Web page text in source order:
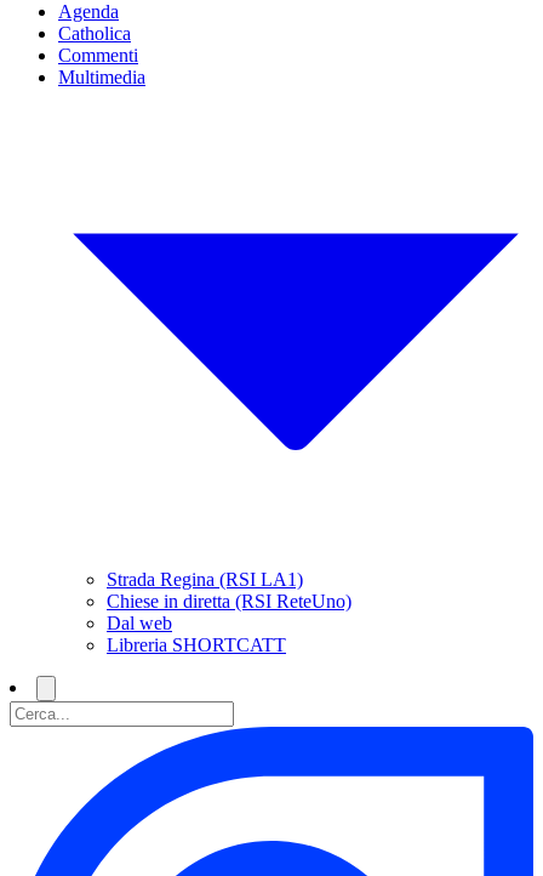
Agenda
Catholica
Commenti
Multimedia
Strada Regina (RSI LA1)
Chiese in diretta (RSI ReteUno)
Dal web
Libreria SHORTCATT